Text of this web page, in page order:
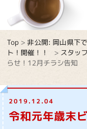
Top >非公開: 岡山県下
ト！開催！！
> スタッ
らせ！12月チラシ告知
2019.12.04
令和元年歳末